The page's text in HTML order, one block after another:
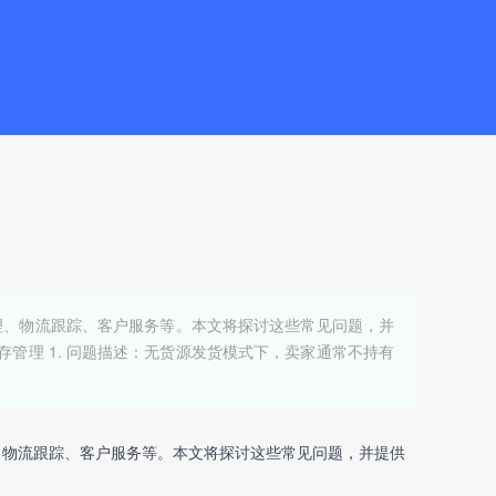
物流跟踪、客户服务等。本文将探讨这些常见问题，并
理 1. 问题描述：无货源发货模式下，卖家通常不持有
流跟踪、客户服务等。本文将探讨这些常见问题，并提供